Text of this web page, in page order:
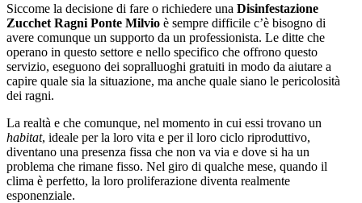
Siccome la decisione di fare o richiedere una Disinfestazione
Zucchet Ragni Ponte Milvio è sempre difficile c’è bisogno di
avere comunque un supporto da un professionista. Le ditte che
operano in questo settore e nello specifico che offrono questo
servizio, eseguono dei sopralluoghi gratuiti in modo da aiutare a
capire quale sia la situazione, ma anche quale siano le pericolosità
dei ragni.
La realtà e che comunque, nel momento in cui essi trovano un
habitat, ideale per la loro vita e per il loro ciclo riproduttivo,
diventano una presenza fissa che non va via e dove si ha un
problema che rimane fisso. Nel giro di qualche mese, quando il
clima è perfetto, la loro proliferazione diventa realmente
esponenziale.